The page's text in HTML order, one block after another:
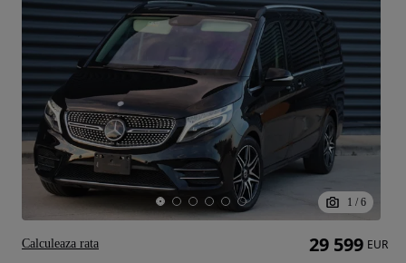
1 / 6
29 599 EUR
Calculeaza rata